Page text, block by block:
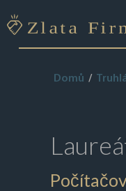
Domů